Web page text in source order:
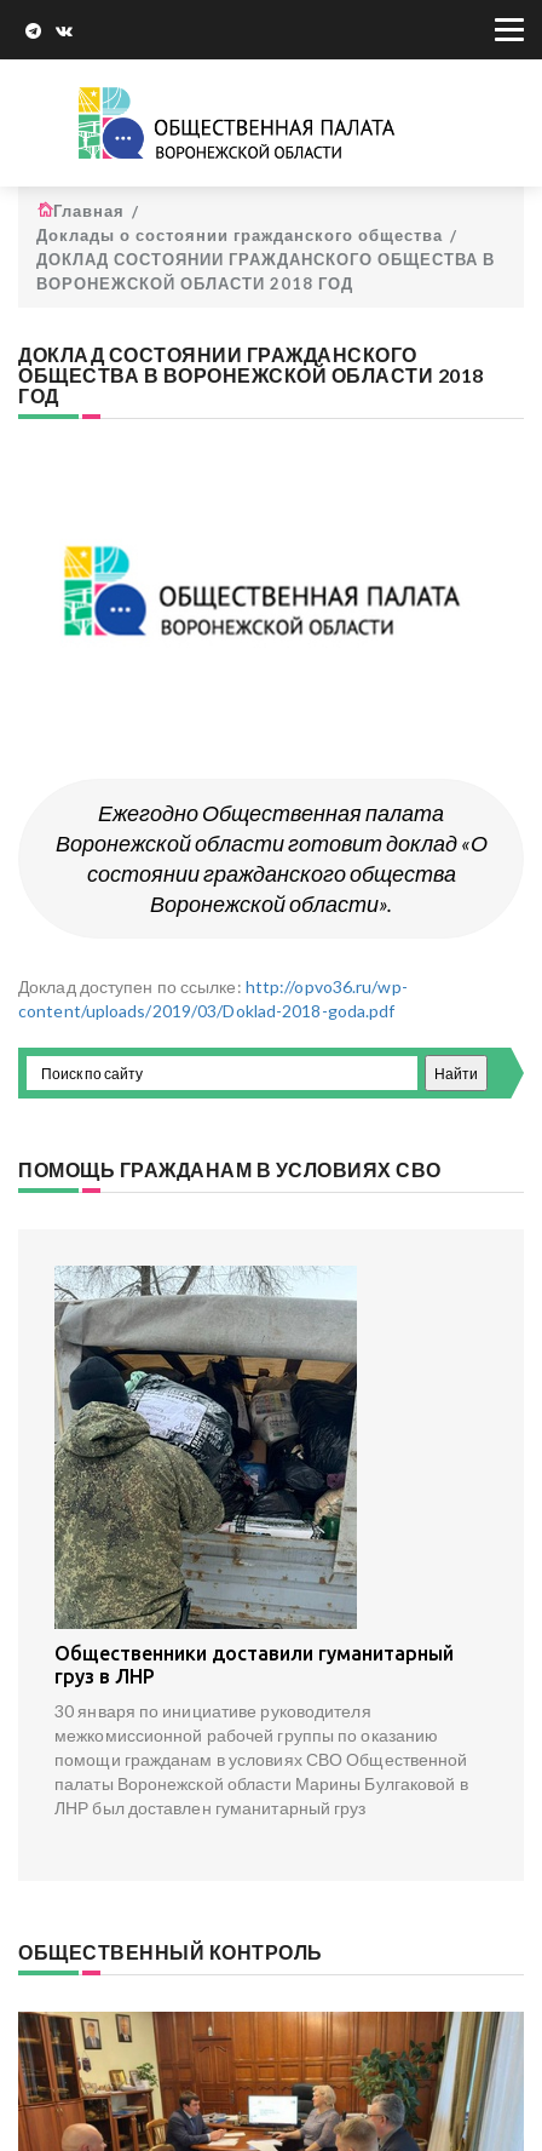
Главная
Доклады о состоянии гражданского общества
ДОКЛАД СОСТОЯНИИ ГРАЖДАНСКОГО ОБЩЕСТВА В
ВОРОНЕЖСКОЙ ОБЛАСТИ 2018 ГОД
ДОКЛАД СОСТОЯНИИ ГРАЖДАНСКОГО
ОБЩЕСТВА В ВОРОНЕЖСКОЙ ОБЛАСТИ 2018
ГОД
Ежегодно Общественная палата
Воронежской области готовит доклад «О
состоянии гражданского общества
Воронежской области».
Доклад доступен по ссылке: http://opvo36.ru/wp-
content/uploads/2019/03/Doklad-2018-goda.pdf
ПОМОЩЬ ГРАЖДАНАМ В УСЛОВИЯХ СВО
Общественники доставили гуманитарный
груз в ЛНР
30 января по инициативе руководителя
межкомиссионной рабочей группы по оказанию
помощи гражданам в условиях СВО Общественной
палаты Воронежской области Марины Булгаковой в
ЛНР был доставлен гуманитарный груз
ОБЩЕСТВЕННЫЙ КОНТРОЛЬ